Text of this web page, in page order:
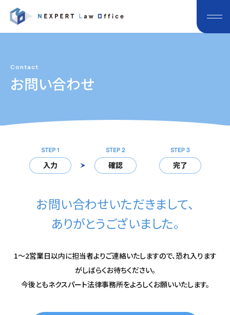
Contact
お問い合わせ
お問い合わせいただきまして、
ありがとうございました。
1～2営業日以内に担当者よりご連絡いたしますので、恐れ入ります
がしばらくお待ちください。
今後ともネクスパート法律事務所をよろしくお願いいたします。